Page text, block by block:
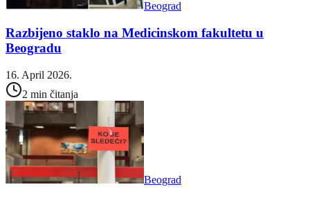
Beograd
Razbijeno staklo na Medicinskom fakultetu u
Beogradu
16. April 2026.
2 min čitanja
Beograd